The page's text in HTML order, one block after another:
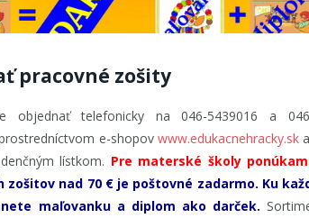
pracovné zošity
objednať telefonicky na 046-5439016 a
e-shopov www.edukacnehracky.sk a
lístkom. Pre materské školy
zošitov nad 70 € je poštovné zadarmo. Ku
maľovanku a diplom ako darček.